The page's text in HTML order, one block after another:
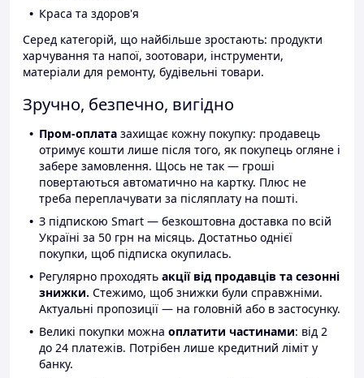
Краса та здоров'я
Серед категорій, що найбільше зростають: продукти
харчування та напої, зоотовари, інструменти,
матеріали для ремонту, будівельні товари.
Зручно, безпечно, вигідно
Пром-оплата захищає кожну покупку: продавець
отримує кошти лише після того, як покупець огляне і
забере замовлення. Щось не так — гроші
повертаються автоматично на картку. Плюс не
треба переплачувати за післяплату на пошті.
З підпискою Smart — безкоштовна доставка по всій
Україні за 50 грн на місяць. Достатньо однієї
покупки, щоб підписка окупилась.
Регулярно проходять акції від продавців та сезонні
знижки. Стежимо, щоб знижки були справжніми.
Актуальні пропозиції — на головній або в застосунку.
Великі покупки можна оплатити частинами: від 2
до 24 платежів. Потрібен лише кредитний ліміт у
банку.